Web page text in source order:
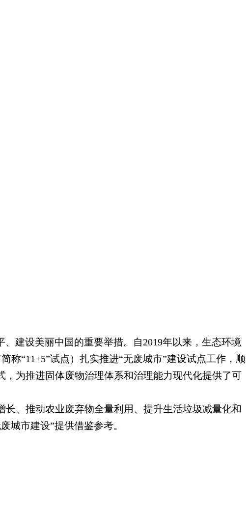
建设美丽中国的重要举措。自2019年以来，生态环境
称“11+5”试点）扎实推进“无废城市”建设试点工作，顺
，为推进固体废物治理体系和治理能力现代化提供了可
、推动农业废弃物全量利用、提升生活垃圾减量化和
城市建设”提供借鉴参考。